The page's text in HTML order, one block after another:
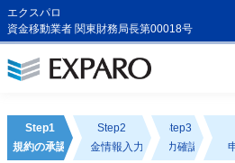
エクスパロ
資金移動業者 関東財務局長第00018号
Step1
規約の承認
Step2
送金情報入力
Step3
入力確認